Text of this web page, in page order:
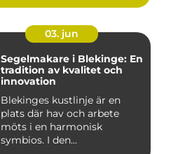
03. jun
Segelmakare i Blekinge: En
tradition av kvalitet och
innovation
Blekinges kustlinje är en
plats där hav och arbete
möts i en harmonisk
symbios. I den...